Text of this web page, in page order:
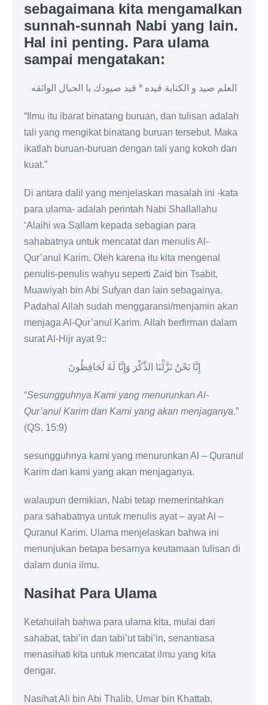
sebagaimana kita mengamalkan
sunnah-sunnah Nabi yang lain.
Hal ini penting. Para ulama
sampai mengatakan:
العلم صيد و الكتابة قيده * قيد صيودك با الحبال الواثقه
“Ilmu itu ibarat binatang buruan, dan tulisan adalah
tali yang mengikat binatang buruan tersebut. Maka
ikatlah buruan-buruan dengan tali yang kokoh dan
kuat.”
Di antara dalil yang menjelaskan masalah ini -kata
para ulama- adalah perintah Nabi Shallallahu
‘Alaihi wa Sallam kepada sebagian para
sahabatnya untuk mencatat dan menulis Al-
Qur’anul Karim. Oleh karena itu kita mengenal
penulis-penulis wahyu seperti Zaid bin Tsabit,
Muawiyah bin Abi Sufyan dan lain sebagainya.
Padahal Allah sudah menggaransi/menjamin akan
menjaga Al-Qur’anul Karim. Allah berfirman dalam
surat Al-Hijr ayat 9::
إِنَّا نَحْنُ نَزَّلْنَا الذِّكْرَ وَإِنَّا لَهُ لَحَافِظُونَ
“Sesungguhnya Kami yang menurunkan Al-
Qur’anul Karim dan Kami yang akan menjaganya.”
(QS. 15:9)
sesungguhnya kami yang menurunkan Al – Quranul
Karim dan kami yang akan menjaganya.
walaupun demikian, Nabi tetap memerintahkan
para sahabatnya untuk menulis ayat – ayat Al –
Quranul Karim. Ulama menjelaskan bahwa ini
menunjukan betapa besarnya keutamaan tulisan di
dalam dunia ilmu.
Nasihat Para Ulama
Ketahuilah bahwa para ulama kita, mulai dari
sahabat, tabi’in dan tabi’ut tabi’in, senantiasa
menasihati kita untuk mencatat ilmu yang kita
dengar.
Nasihat Ali bin Abi Thalib, Umar bin Khattab,